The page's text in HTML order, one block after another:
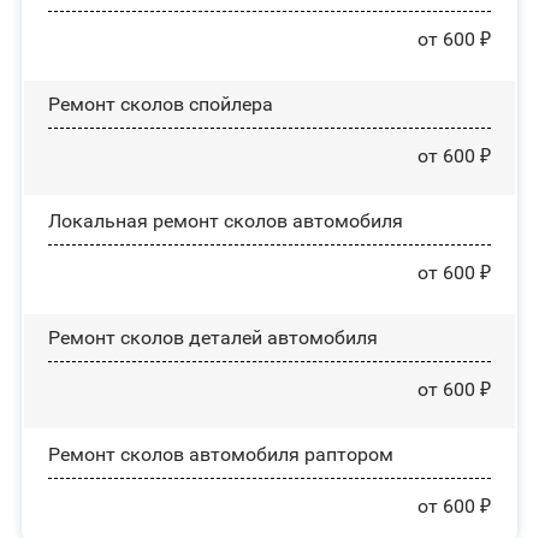
от 600 ₽
Ремонт сколов спойлера
от 600 ₽
Локальная ремонт сколов автомобиля
от 600 ₽
Ремонт сколов деталей автомобиля
от 600 ₽
Ремонт сколов автомобиля раптором
от 600 ₽